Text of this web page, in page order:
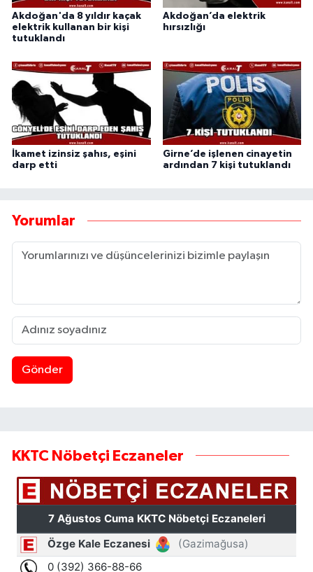
Akdoğan'da 8 yıldır kaçak
elektrik kullanan bir kişi
tutuklandı
Akdoğan’da elektrik
hırsızlığı
İkamet izinsiz şahıs, eşini
darp etti
Girne’de işlenen cinayetin
ardından 7 kişi tutuklandı
Yorumlar
Gönder
KKTC Nöbetçi Eczaneler